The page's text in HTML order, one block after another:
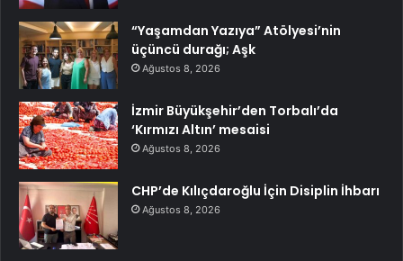
“Yaşamdan Yazıya” Atölyesi’nin
üçüncü durağı; Aşk
Ağustos 8, 2026
İzmir Büyükşehir’den Torbalı’da
‘Kırmızı Altın’ mesaisi
Ağustos 8, 2026
CHP’de Kılıçdaroğlu İçin Disiplin İhbarı
Ağustos 8, 2026